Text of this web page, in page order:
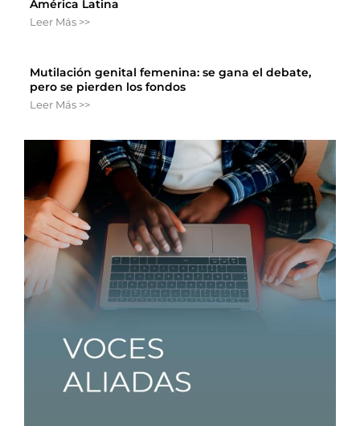
América Latina
Leer Más >>
Mutilación genital femenina: se gana el debate,
pero se pierden los fondos
Leer Más >>